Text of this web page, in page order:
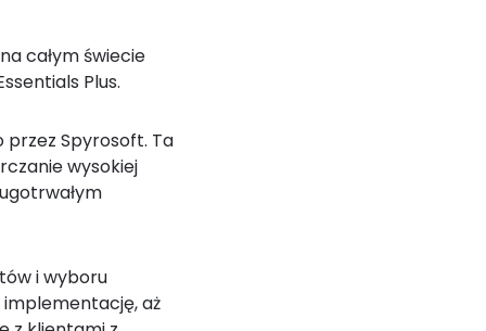
całym świecie
Plus.
Spyrosoft. Ta
wysokiej
i wyboru
aż